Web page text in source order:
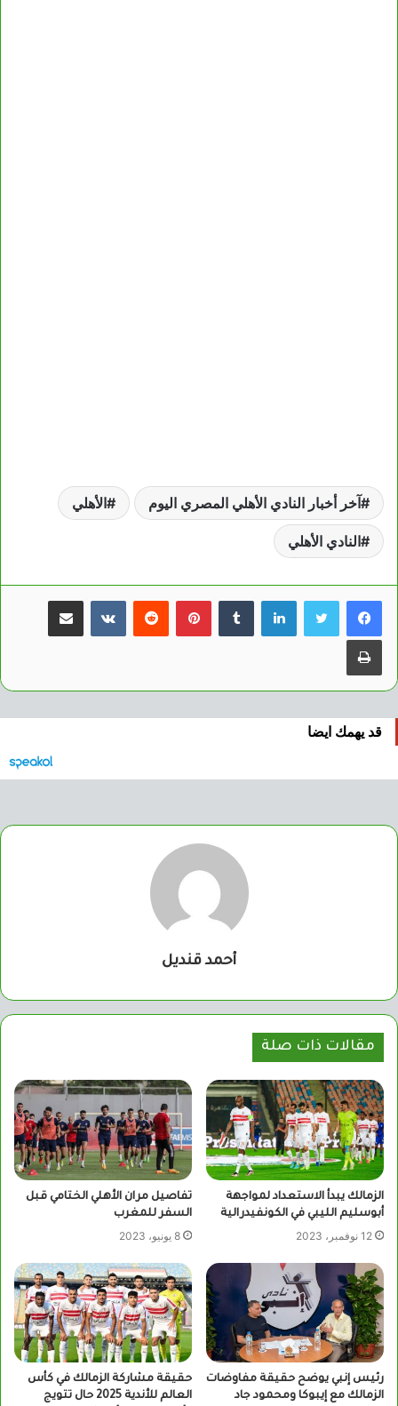
آخر أخبار النادي الأهلي المصري اليوم الأهلي
النادي الأهلي
لينكدإن بينتيريست مشاركة عبر البريد
طباعة
قد يهمك ايضا
أحمد قنديل
مقالات ذات صلة
الزمالك يبدأ الاستعداد لمواجهة
أبوسليم الليبي في الكونفيدرالية
12 نوفمبر، 2023
تفاصيل مران الأهلي الختامي قبل
السفر للمغرب
8 يونيو، 2023
رئيس إنبي يوضح حقيقة مفاوضات
الزمالك مع إيبوكا ومحمود جاد
حقيقة مشاركة الزمالك في كأس
العالم للأندية 2025 حال تتويج